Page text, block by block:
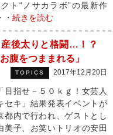
ト“ノサカラボ”の最新作
・ 続きを読む
産後太りと格闘…！？
腹をつままれる」
TOPICS 2017年12月20日
指せ－５０ｋｇ！女芸人
セキ」結果発表イベントが
都内で行われ、ゲストとし
美子、お笑いトリオの安田